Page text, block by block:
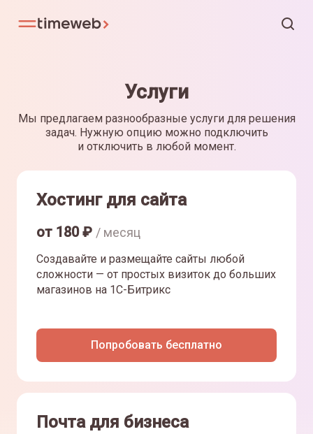
Услуги
Мы предлагаем разнообразные услуги для решения
задач. Нужную опцию можно подключить
и отключить в любой момент.
Хостинг для сайта
от 180₽ / месяц
Создавайте и размещайте сайты любой
сложности — от простых визиток до больших
магазинов на 1С-Битрикс
Попробовать бесплатно
Почта для бизнеса